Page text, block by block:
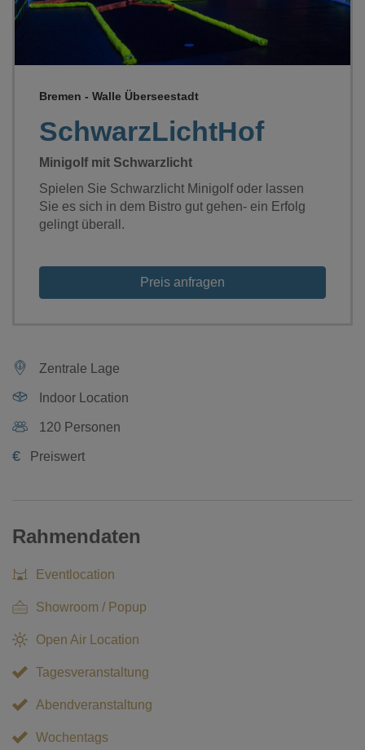
SchwarzLichtHof
Bremen - Walle Überseestadt
Minigolf mit Schwarzlicht
Spielen Sie Schwarzlicht Minigolf oder lassen
Sie es sich in dem Bistro gut gehen- ein Erfolg
gelingt überall.
Preis anfragen
Zentrale Lage
Indoor Location
120 Personen
€ Preiswert
Rahmendaten
Eventlocation
Showroom / Popup
Open Air Location
Tagesveranstaltung
Abendveranstaltung
Wochentags